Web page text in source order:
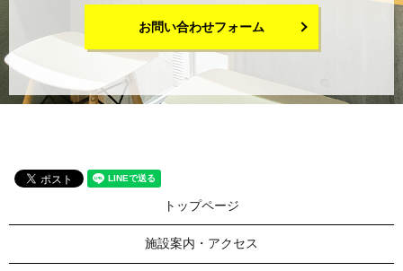
お問い合わせフォーム
トップページ
施設案内・アクセス